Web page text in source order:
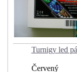
Turnigy led
Červený